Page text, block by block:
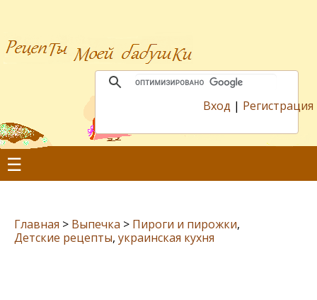
Вход | Регистрация
☰
Главная > Выпечка > Пироги и пирожки,
Детские рецепты, украинская кухня